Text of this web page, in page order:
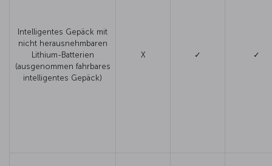
Intelligentes Gepäck mit
nicht herausnehmbaren
Lithium-Batterien
(ausgenommen fahrbares
intelligentes Gepäck)
X ✓ ✓